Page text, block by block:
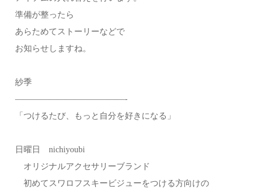
準備が整ったら
あらためてストーリーなどで
お知らせしますね。
紗季
—————————————-
「つけるたび、もっと自分を好きになる」
日曜日 nichiyoubi
オリジナルアクセサリーブランド
初めてスワロフスキービジューをつける方向けの